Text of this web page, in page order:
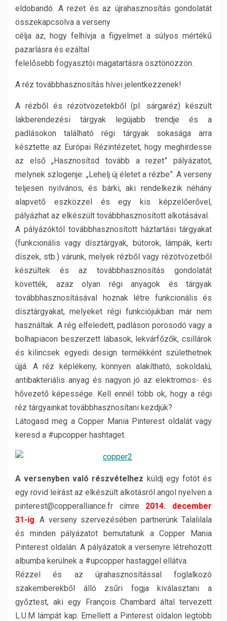
eldobandó. A rezet és az újrahasznosítás gondolatát
összekapcsolva a verseny
célja az, hogy felhívja a figyelmet a súlyos mértékű
pazarlásra és ezáltal
felelősebb fogyasztói magatartásra ösztönözzön.
A réz továbbhasznosítás hívei jelentkezzenek!
A rézből és rézötvözetekből (pl. sárgaréz) készült
lakberendezési tárgyak legújabb trendje és a
padlásokon található régi tárgyak sokasága arra
késztette az Európai Rézintézetet, hogy meghirdesse
az első „Hasznosítsd tovább a rezet” pályázatot,
melynek szlogenje: „Lehelj új életet a rézbe”. A verseny
teljesen nyilvános, és bárki, aki rendelkezik néhány
alapvető eszközzel és egy kis képzelőerővel,
pályázhat az elkészült továbbhasznosított alkotásával.
A pályázóktól továbbhasznosított háztartási tárgyakat
(funkcionális vagy dísztárgyak, bútorok, lámpák, kerti
díszek, stb.) várunk, melyek rézből vagy rézötvözetből
készültek és az továbbhasznosítás gondolatát
követték, azaz olyan régi anyagok és tárgyak
továbbhasznosításával hoznak létre funkcionális és
dísztárgyakat, melyeket régi funkciójukban már nem
használtak. A rég elfeledett, padláson porosodó vagy a
bolhapiacon beszerzett lábasok, lekvárfőzők, csillárok
és kilincsek egyedi design termékként születhetnek
újjá. A réz képlékeny, könnyen alakítható, sokoldalú,
antibakteriális anyag és nagyon jó az elektromos- és
hővezető képessége. Kell ennél több ok, hogy a régi
réz tárgyainkat továbbhasznosítani kezdjük?
Látogasd meg a Copper Mania Pinterest oldalát vagy
keresd a #upcopper hashtaget.
A versenyben való részvételhez küldj egy fotót és
egy rövid leírást az elkészült alkotásról angol nyelven a
pinterest@copperalliance.fr címre 2014. december
31-ig. A verseny szervezésében partnerünk Talalilala
és minden pályázatot bemutatunk a Copper Mania
Pinterest oldalán. A pályázatok a versenyre létrehozott
albumba kerülnek a #upcopper hastaggel ellátva.
Rézzel és az újrahasznosítással foglalkozó
szakemberekből álló zsűri fogja kiválasztani a
győztest, aki egy François Chambard által tervezett
L.U.M lámpát kap. Emellett a Pinterest oldalon legtöbb